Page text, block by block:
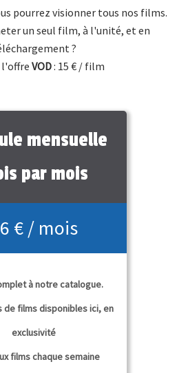
pourrez visionner tous nos films.
un seul film, à l'unité, et en
?
l'offreVOD: 15 € / film
mensuelle
par mois
€ / mois
à notre catalogue.
de films disponibles ici, en
exclusivité
films chaque semaine